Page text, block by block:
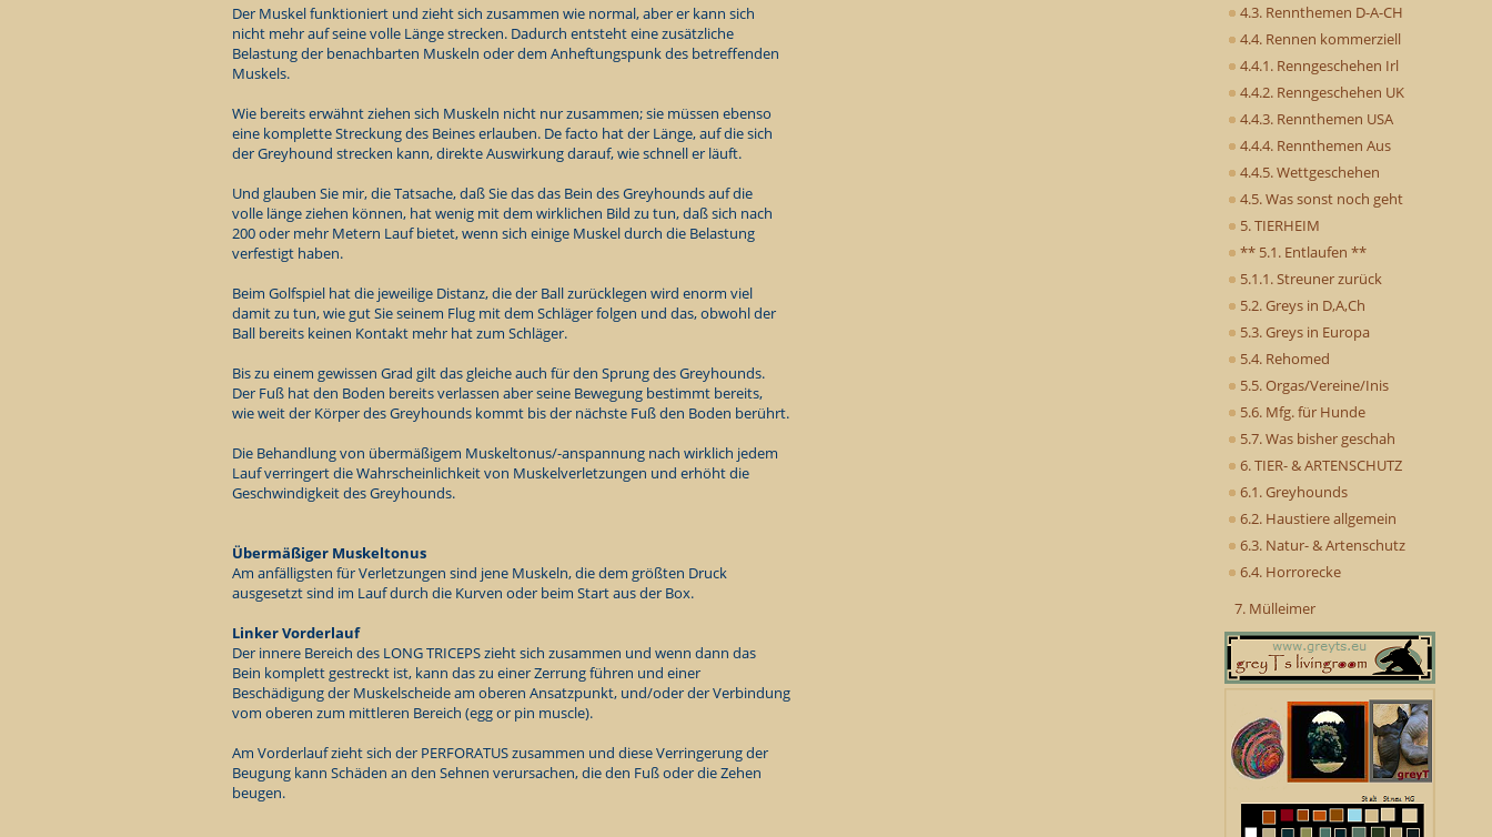
4.3. Rennthemen D-A-CH
4.4. Rennen kommerziell
4.4.1. Renngeschehen Irl
4.4.2. Renngeschehen UK
4.4.3. Rennthemen USA
4.4.4. Rennthemen Aus
4.4.5. Wettgeschehen
4.5. Was sonst noch geht
5. TIERHEIM
** 5.1. Entlaufen **
5.1.1. Streuner zurück
5.2. Greys in D,A,Ch
5.3. Greys in Europa
5.4. Rehomed
5.5. Orgas/Vereine/Inis
5.6. Mfg. für Hunde
5.7. Was bisher geschah
6. TIER- & ARTENSCHUTZ
6.1. Greyhounds
6.2. Haustiere allgemein
6.3. Natur- & Artenschutz
6.4. Horrorecke
7. Mülleimer
Der Muskel funktioniert und zieht sich zusammen wie normal, aber er kann sich
nicht mehr auf seine volle Länge strecken. Dadurch entsteht eine zusätzliche
Belastung der benachbarten Muskeln oder dem Anheftungspunk des betreffenden
Muskels.
Wie bereits erwähnt ziehen sich Muskeln nicht nur zusammen; sie müssen ebenso
eine komplette Streckung des Beines erlauben. De facto hat der Länge, auf die sich
der Greyhound strecken kann, direkte Auswirkung darauf, wie schnell er läuft.
Und glauben Sie mir, die Tatsache, daß Sie das das Bein des Greyhounds auf die
volle länge ziehen können, hat wenig mit dem wirklichen Bild zu tun, daß sich nach
200 oder mehr Metern Lauf bietet, wenn sich einige Muskel durch die Belastung
verfestigt haben.
Beim Golfspiel hat die jeweilige Distanz, die der Ball zurücklegen wird enorm viel
damit zu tun, wie gut Sie seinem Flug mit dem Schläger folgen und das, obwohl der
Ball bereits keinen Kontakt mehr hat zum Schläger.
Bis zu einem gewissen Grad gilt das gleiche auch für den Sprung des Greyhounds.
Der Fuß hat den Boden bereits verlassen aber seine Bewegung bestimmt bereits,
wie weit der Körper des Greyhounds kommt bis der nächste Fuß den Boden berührt.
Die Behandlung von übermäßigem Muskeltonus/-anspannung nach wirklich jedem
Lauf verringert die Wahrscheinlichkeit von Muskelverletzungen und erhöht die
Geschwindigkeit des Greyhounds.
Übermäßiger Muskeltonus
Am anfälligsten für Verletzungen sind jene Muskeln, die dem größten Druck
ausgesetzt sind im Lauf durch die Kurven oder beim Start aus der Box.
Linker Vorderlauf
Der innere Bereich des LONG TRICEPS zieht sich zusammen und wenn dann das
Bein komplett gestreckt ist, kann das zu einer Zerrung führen und einer
Beschädigung der Muskelscheide am oberen Ansatzpunkt, und/oder der Verbindung
vom oberen zum mittleren Bereich (egg or pin muscle).
Am Vorderlauf zieht sich der PERFORATUS zusammen und diese Verringerung der
Beugung kann Schäden an den Sehnen verursachen, die den Fuß oder die Zehen
beugen.